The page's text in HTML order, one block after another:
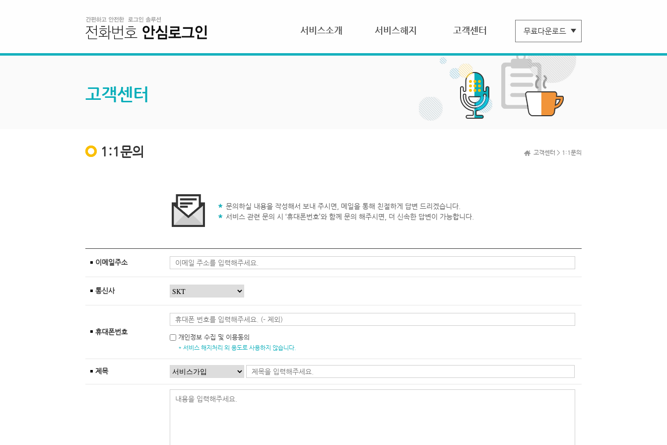
서비스소개 서비스해지 고객센터
고객센터
1:1문의 고객센터 > 1:1문의
문의하실 내용을 작성해서 보내 주시면, 메일을 통해 친절하게 답변 드리겠습니다.
서비스 관련 문의 시 ‘휴대폰번호’와 함께 문의 해주시면, 더 신속한 답변이 가능합니다.
이메일주소
통신사
휴대폰번호
개인정보 수집 및 이용동의
* 서비스 해지처리 외 용도로 사용하지 않습니다.
제목